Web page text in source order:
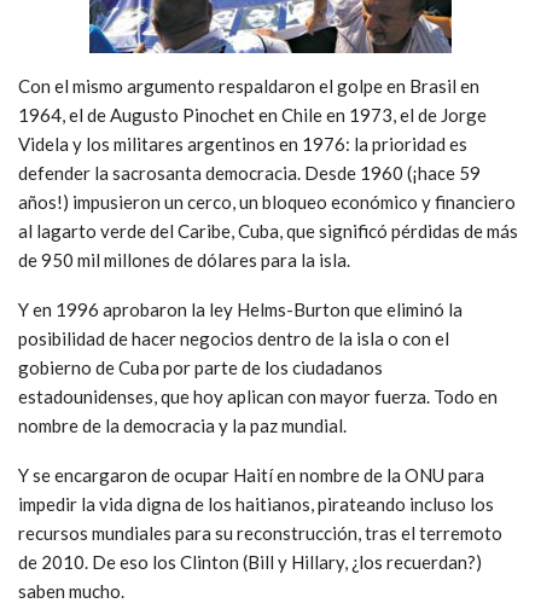
Con el mismo argumento respaldaron el golpe en Brasil en
1964, el de Augusto Pinochet en Chile en 1973, el de Jorge
Videla y los militares argentinos en 1976: la prioridad es
defender la sacrosanta democracia. Desde 1960 (¡hace 59
años!) impusieron un cerco, un bloqueo económico y financiero
al lagarto verde del Caribe, Cuba, que significó pérdidas de más
de 950 mil millones de dólares para la isla.
Y en 1996 aprobaron la ley Helms-Burton que eliminó la
posibilidad de hacer negocios dentro de la isla o con el
gobierno de Cuba por parte de los ciudadanos
estadounidenses, que hoy aplican con mayor fuerza. Todo en
nombre de la democracia y la paz mundial.
Y se encargaron de ocupar Haití en nombre de la ONU para
impedir la vida digna de los haitianos, pirateando incluso los
recursos mundiales para su reconstrucción, tras el terremoto
de 2010. De eso los Clinton (Bill y Hillary, ¿los recuerdan?)
saben mucho.